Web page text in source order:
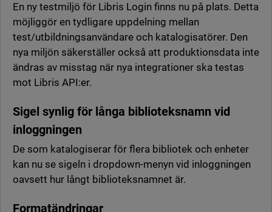
En ny testmiljö för Libris Login finns nu på plats. Detta
möjliggör en tydligare uppdelning mellan
test/utbildningsanvändare och katalogisatörer. Den
nya miljön säkerställer också att produktionsdata inte
ändras av misstag när nya integrationer ska testas
mot Libris API:er.
Sigel synlig för långa biblioteksnamn vid
inloggningen
De som katalogiserar för flera bibliotek och enheter
kan nu se sigeln i dropdown-menyn vid inloggningen
oavsett hur långt biblioteksnamnet är.
Formatändringar